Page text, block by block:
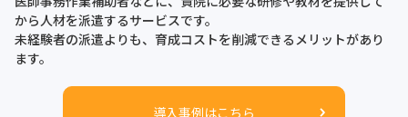
から人材を派遣するサービスです。
未経験者の派遣よりも、育成コストを削減できるメリットがあり
ます。
導入事例はこちら